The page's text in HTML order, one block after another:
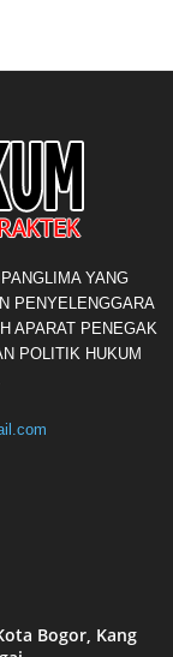
YANG
PENYELENGGARA
APARAT PENEGAK
POLITIK HUKUM
Bogor, Kang